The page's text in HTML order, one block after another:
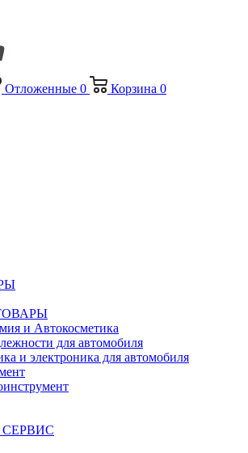
Отложенные 0 Корзина 0
и Автокосметика
для автомобиля
и электроника для автомобиля